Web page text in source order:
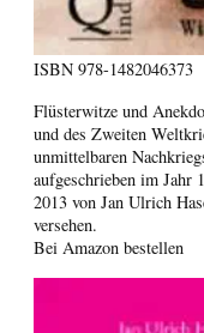
ISBN 978-1482046373
Flüsterwitze und
und des Zweiten
unmittelbaren
aufgeschrieben im Jahr
2013 von Jan Ulrich
versehen.
Bei Amazon bestellen